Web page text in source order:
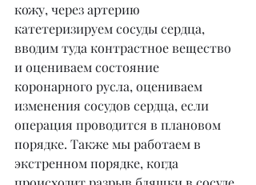
кожу, через артерию
катетеризируем сосуды сердца,
вводим туда контрастное вещество
и оцениваем состояние
коронарного русла, оцениваем
изменения сосудов сердца, если
операция проводится в плановом
порядке. Также мы работаем в
экстренном порядке, когда